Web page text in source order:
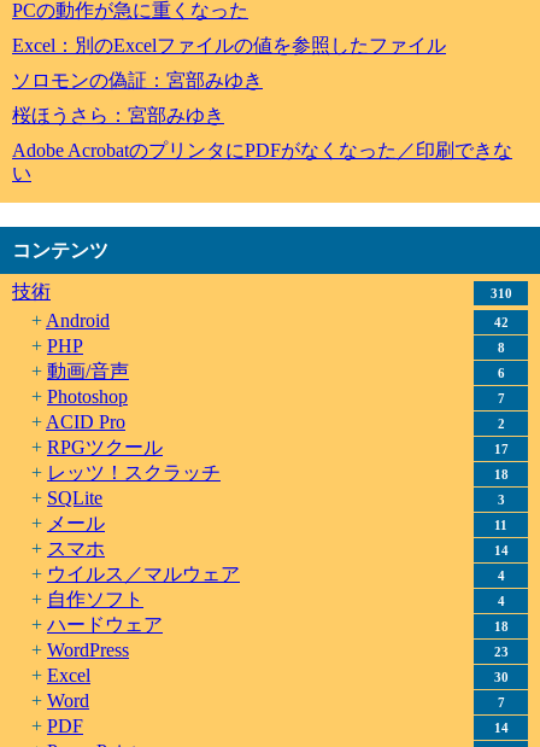
PCの動作が急に重くなった
Excel：別のExcelファイルの値を参照したファイル
ソロモンの偽証：宮部みゆき
桜ほうさら：宮部みゆき
Adobe AcrobatのプリンタにPDFがなくなった／印刷できな
い
コンテンツ
技術
310
Android 42
PHP 8
動画/音声 6
Photoshop 7
ACID Pro 2
RPGツクール 17
レッツ！スクラッチ 18
SQLite 3
メール 11
スマホ 14
ウイルス／マルウェア 4
自作ソフト 4
ハードウェア 18
WordPress 23
Excel 30
Word 7
PDF 14